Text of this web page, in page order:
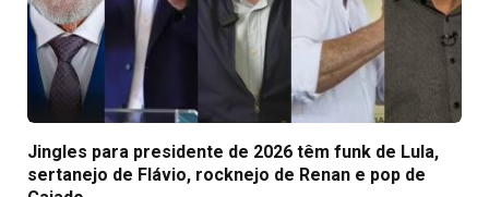
Jingles para presidente de 2026 têm funk de Lula,
sertanejo de Flávio, rocknejo de Renan e pop de